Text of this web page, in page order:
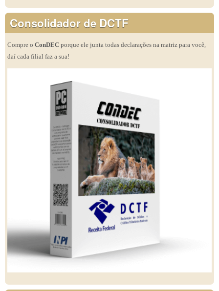
Consolidador de DCTF
Compre o ConDEC porque ele junta todas declarações na matriz para você,
daí cada filial faz a sua!